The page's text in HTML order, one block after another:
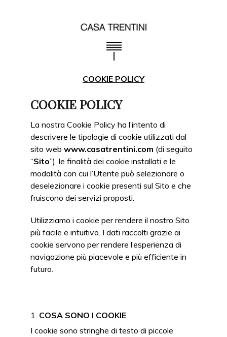
COOKIE POLICY
COOKIE POLICY
La nostra Cookie Policy ha l’intento di
descrivere le tipologie di cookie utilizzati dal
sito web www.casatrentini.com (di seguito
“Sito”), le finalità dei cookie installati e le
modalità con cui l’Utente può selezionare o
deselezionare i cookie presenti sul Sito e che
fruiscono dei servizi proposti.
Utilizziamo i cookie per rendere il nostro Sito
più facile e intuitivo. I dati raccolti grazie ai
cookie servono per rendere l’esperienza di
navigazione più piacevole e più efficiente in
futuro.
COSA SONO I COOKIE
I cookie sono stringhe di testo di piccole